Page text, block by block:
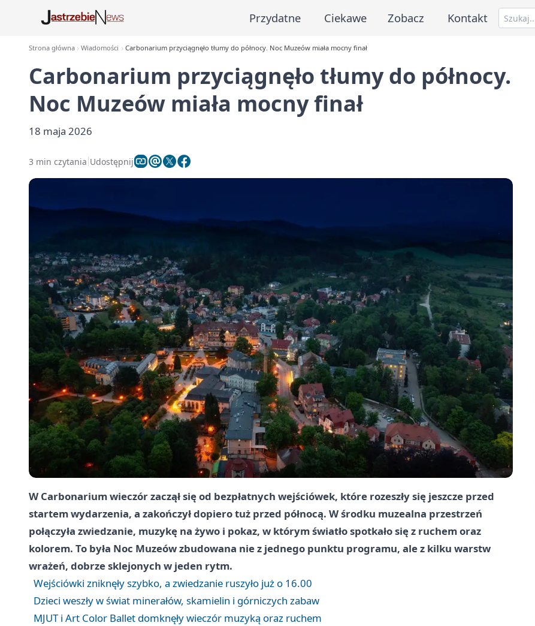
Przydatne Ciekawe Zobacz Kontakt
Strona główna Wiadomości Carbonarium przyciągnęło tłumy do północy. Noc Muzeów miała mocny finał
Carbonarium przyciągnęło tłumy do północy.
Noc Muzeów miała mocny finał
18 maja 2026
3 min czytania Udostępnij
W Carbonarium wieczór zaczął się od bezpłatnych wejściówek, które rozeszły się jeszcze przed
startem wydarzenia, a zakończył dopiero tuż przed północą. W środku muzealna przestrzeń
połączyła zwiedzanie, muzykę na żywo i pokaz, w którym światło spotkało się z ruchem oraz
kolorem. To była Noc Muzeów zbudowana nie z jednego punktu programu, ale z kilku warstw
wrażeń, dobrze sklejonych w jeden rytm.
Wejściówki zniknęły szybko, a zwiedzanie ruszyło już o 16.00
Dzieci weszły w świat minerałów, skamielin i górniczych zabaw
MJUT i Art Color Ballet domknęły wieczór muzyką oraz ruchem